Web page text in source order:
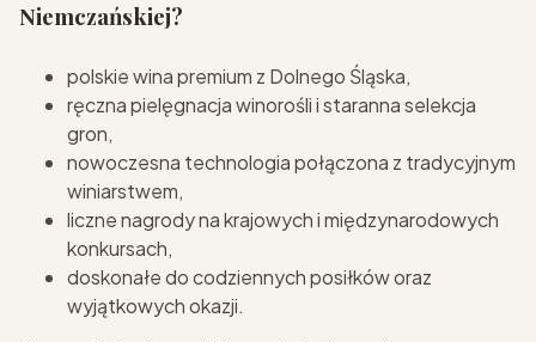
Niemczańskiej?
polskie wina premium z Dolnego Śląska,
ręczna pielęgnacja winorośli i staranna selekcja
gron,
nowoczesna technologia połączona z tradycyjnym
winiarstwem,
liczne nagrody na krajowych i międzynarodowych
konkursach,
doskonałe do codziennych posiłków oraz
wyjątkowych okazji.